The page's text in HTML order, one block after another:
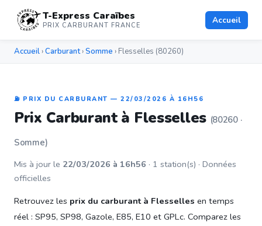
T-Express Caraïbes
PRIX CARBURANT FRANCE Accueil
Accueil ›Carburant›Somme › Flesselles (80260)
⛽ PRIX DU CARBURANT — 22/03/2026 À 16H56
Prix Carburant à Flesselles (80260 ·
Somme)
Mis à jour le 22/03/2026 à 16h56 · 1 station(s) · Données
officielles
Retrouvez les prix du carburant à Flesselles en temps
réel : SP95, SP98, Gazole, E85, E10 et GPLc. Comparez les